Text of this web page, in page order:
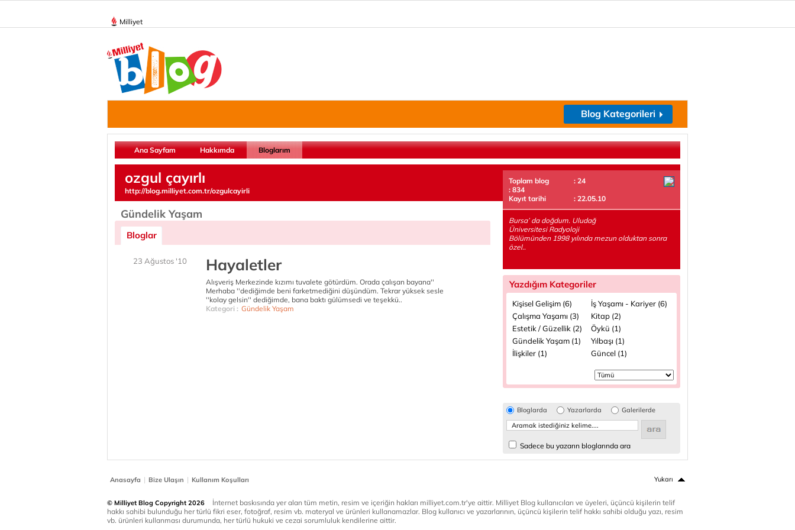
Milliyet
Blog Kategorileri
Ana Sayfam Hakkımda Bloglarım
ozgul çayırlı
http://blog.milliyet.com.tr/ozgulcayirli
Gündelik Yaşam
Bloglar
23 Ağustos '10 Hayaletler
Alışveriş Merkezinde kızımı tuvalete götürdüm. Orada çalışan bayana''
Merhaba ''dediğimde beni farketmediğini düşündüm. Tekrar yüksek sesle
''kolay gelsin'' dediğimde, bana baktı gülümsedi ve teşekkü..
Kategori : Gündelik Yaşam
Toplam blog
: 24
: 834
Kayıt tarihi
: 22.05.10
Bursa’ da doğdum. Uludağ
Üniversitesi Radyoloji
Bölümünden 1998 yılında mezun olduktan sonra
özel..
Yazdığım Kategoriler
Kişisel Gelişim (6)
İş Yaşamı - Kariyer (6)
Çalışma Yaşamı (3)
Kitap (2)
Estetik / Güzellik (2)
Öykü (1)
Gündelik Yaşam (1)
Yılbaşı (1)
İlişkiler (1)
Güncel (1)
Bloglarda Yazarlarda Galerilerde
Sadece bu yazarın bloglarında ara
Anasayfa | Bize Ulaşın | Kullanım Koşulları Yukarı
© Milliyet Blog Copyright 2026
İnternet baskısında yer alan tüm metin, resim ve içeriğin hakları milliyet.com.tr'ye aittir. Milliyet Blog kullanıcıları ve üyeleri, üçüncü kişilerin telif
hakkı sahibi bulunduğu her türlü fikri eser, fotoğraf, resim vb. materyal ve ürünleri kullanamazlar. Blog kullanıcı ve yazarlarının, üçüncü kişilerin telif hakkı sahibi olduğu yazı, resim
vb. ürünleri kullanması durumunda, her türlü hukuki ve cezai sorumluluk kendilerine aittir.